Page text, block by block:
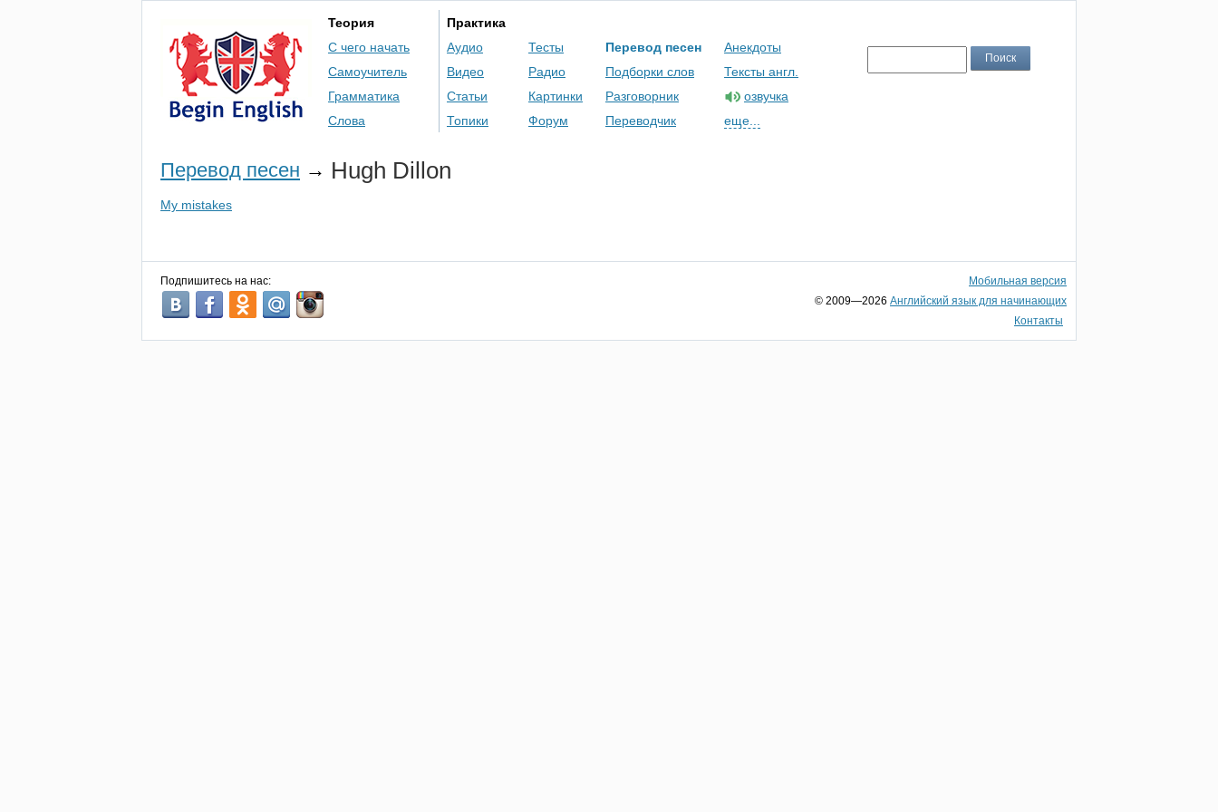
Теория
С чего начать
Самоучитель
Грамматика
Слова
Практика
Аудио
Видео
Статьи
Топики
Тесты
Радио
Картинки
Форум
Перевод песен
Подборки слов
Разговорник
Переводчик
Анекдоты
Тексты англ.
озвучка
еще...
Перевод песен → Hugh Dillon
My mistakes
Подпишитесь на нас:
Мобильная версия
© 2009—2026 Английский язык для начинающих
Контакты